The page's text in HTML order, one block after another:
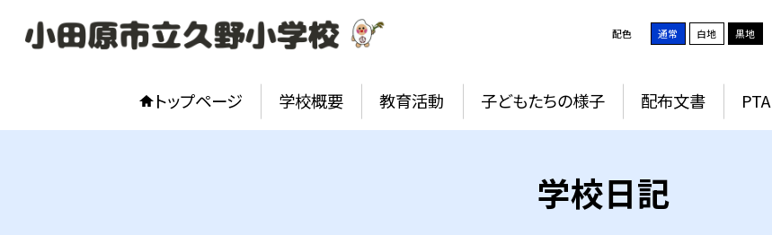
配色 通常 白地 黒地
トップページ 学校概要 教育活動 子どもたちの様子 配布文書 PTA
学校日記